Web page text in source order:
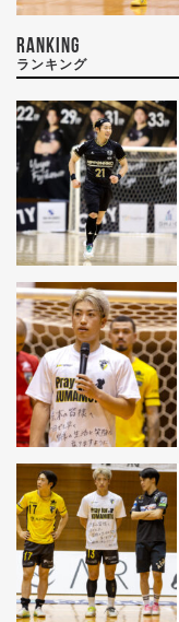
RANKING
ランキング